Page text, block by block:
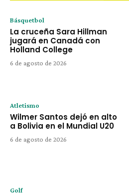
Básquetbol
La cruceña Sara Hillman
jugará en Canadá con
Holland College
6 de agosto de 2026
Atletismo
Wilmer Santos dejó en alto
a Bolivia en el Mundial U20
6 de agosto de 2026
Golf